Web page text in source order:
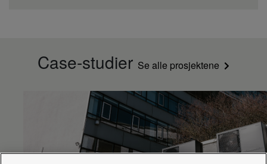
Case-studier Se alle prosjektene